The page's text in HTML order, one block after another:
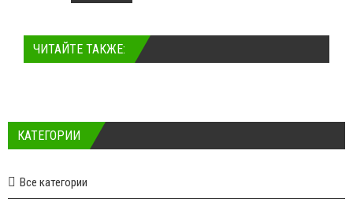
ЧИТАЙТЕ ТАКЖЕ:
КАТЕГОРИИ
Все категории